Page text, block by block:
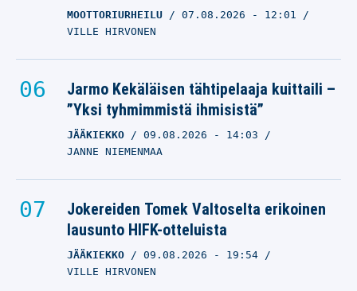
MOOTTORIURHEILU 07.08.2026 - 12:01
VILLE HIRVONEN
Jarmo Kekäläisen tähtipelaaja kuittaili –
”Yksi tyhmimmistä ihmisistä”
JÄÄKIEKKO 09.08.2026 - 14:03
JANNE NIEMENMAA
Jokereiden Tomek Valtoselta erikoinen
lausunto HIFK-otteluista
JÄÄKIEKKO 09.08.2026 - 19:54
VILLE HIRVONEN